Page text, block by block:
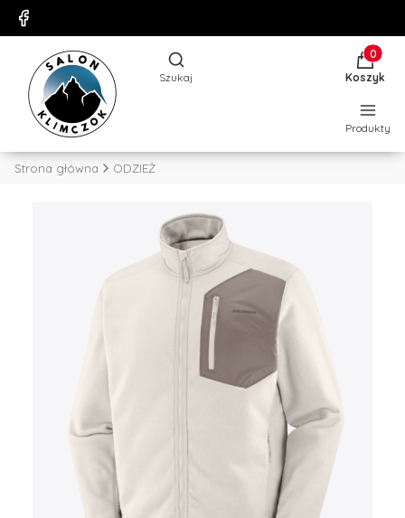
Otwórz wyszukiwarkę
Szukaj Koszyk
Produkty
Strona główna ODZIEŻ